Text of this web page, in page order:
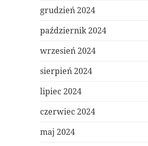
grudzień 2024
październik 2024
wrzesień 2024
sierpień 2024
lipiec 2024
czerwiec 2024
maj 2024